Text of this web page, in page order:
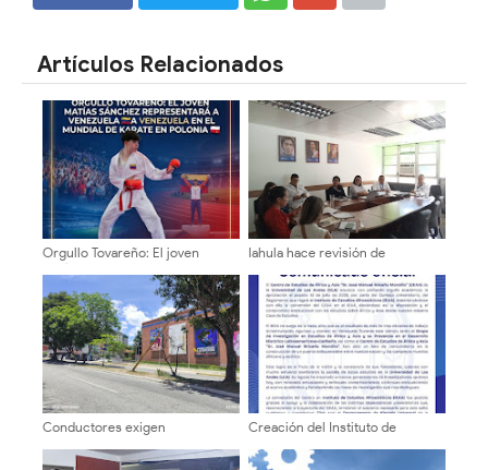
Artículos Relacionados
Orgullo Tovareño: El joven
Matías Sánchez representará a
Venezuela en el Mundial de
Karate en Polonia
Iahula hace revisión de
para el 2027
Conductores exigen
a punto de colapsar en la
Creación del Instituto de
la Universidad de Los Andes